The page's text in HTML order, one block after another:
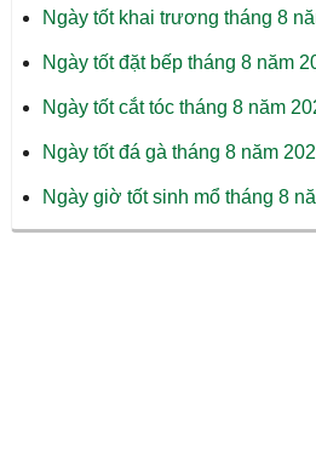
Ngày tốt khai trương tháng 8
Ngày tốt đặt bếp tháng 8 năm
Ngày tốt cắt tóc tháng 8 năm
Ngày tốt đá gà tháng 8 năm
Ngày giờ tốt sinh mổ tháng 8